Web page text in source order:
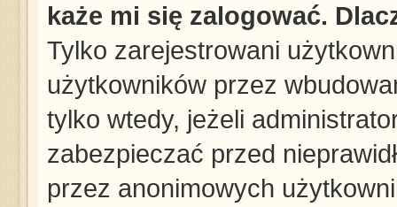
każe mi się zalogować.
Tylko zarejestrowani
użytkowników przez
tylko wtedy, jeżeli
zabezpieczać przed
przez anonimowych